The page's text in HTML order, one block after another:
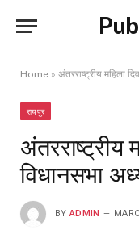
Home » अंतरराष्ट्रीय महिला
रायपुर
अंतरराष्ट्रीय
विधानसभा
BY ADMIN